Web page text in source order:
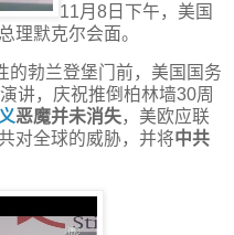
11月8日下午，美国
理默克尔会面。
的勃兰登堡门前，美国国务
讲，庆祝推倒柏林墙30周
恶魔并未消失，美欧应联
对全球的威胁，并将中共